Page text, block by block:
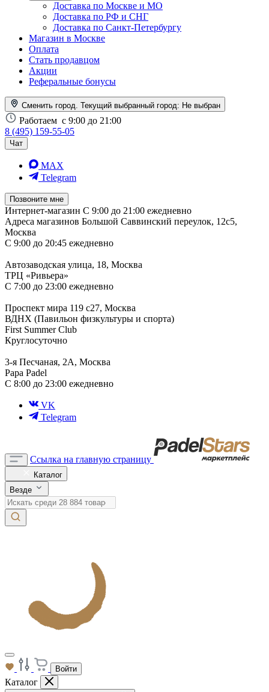
Доставка по Москве и МО
Доставка по РФ и СНГ
Доставка по Санкт-Петербургу
Магазин в Москве
Оплата
Стать продавцом
Акции
Реферальные бонусы
Сменить город. Текущий выбранный город: Не выбран
Работаем с 9:00 до 21:00
8 (495) 159-55-05
Чат
MAX
Telegram
Позвоните мне
Интернет-магазин С 9:00 до 21:00 ежедневно
Адреса магазинов Большой Саввинский переулок, 12с5,
Москва
С 9:00 до 20:45 ежедневно
Автозаводская улица, 18, Москва
ТРЦ «Ривьера»
С 7:00 до 23:00 ежедневно
Проспект мира 119 с27, Москва
ВДНХ (Павильон физкультуры и спорта)
First Summer Club
Круглосуточно
3-я Песчаная, 2А, Москва
Papa Padel
С 8:00 до 23:00 ежедневно
VK
Telegram
Ссылка на главную страницу
Каталог
Везде
Войти
Каталог